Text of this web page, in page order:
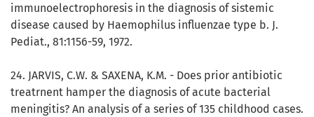
immunoelectrophoresis in the diagnosis of sistemic
disease caused by Haemophilus influenzae type b. J.
Pediat., 81:1156-59, 1972.
24. JARVIS, C.W. & SAXENA, K.M. - Does prior antibiotic
treatrnent hamper the diagnosis of acute bacterial
meningitis? An analysis of a series of 135 childhood cases.